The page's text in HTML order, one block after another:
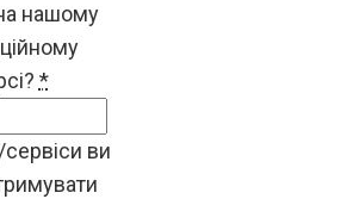
нашому
*
ви